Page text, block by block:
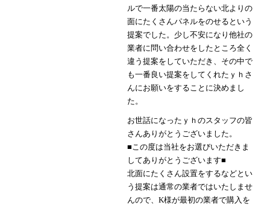
ルで一番太陽の当たらない北よりの
面にたくさんパネルをのせるという
提案でした。少し不安になり他社の
業者に問い合わせをしたところ全く
違う提案をしていただき、その中で
も一番良い提案をしてくれたｙｈさ
んにお願いをすることに決めまし
た。
お世話になったｙｈのスタッフの皆
さんありがとうございました。
■この度は当社をお選びいただきま
してありがとうございます■
北面にたくさん設置をするなどとい
う提案は通常の業者ではいたしませ
んので、K様が最初の業者で購入を